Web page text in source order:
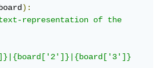
board ):
representation of the